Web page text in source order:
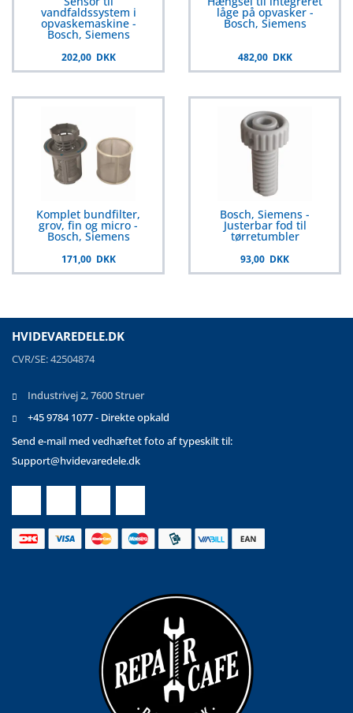
vandfaldssystem i
opvaskemaskine -
Bosch, Siemens
202,00 DKK
låge på opvasker -
Bosch, Siemens
482,00 DKK
Komplet bundfilter,
grov, fin og micro -
Bosch, Siemens
171,00 DKK
Bosch, Siemens -
Justerbar fod til
tørretumbler
93,00 DKK
HVIDEVAREDELE.DK
CVR/SE: 42504874
Industrivej 2, 7600 Struer
+45 9784 1077 - Direkte opkald
Send e-mail med vedhæftet foto af typeskilt til:
Support@hvidevaredele.dk